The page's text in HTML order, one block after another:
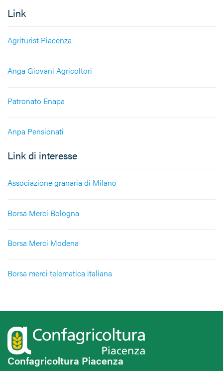
Link
Agriturist Piacenza
Anga Giovani Agricoltori
Patronato Enapa
Anpa Pensionati
Link di interesse
Associazione granaria di Milano
Borsa Merci Bologna
Borsa Merci Modena
Borsa merci telematica italiana
Confagricoltura Piacenza